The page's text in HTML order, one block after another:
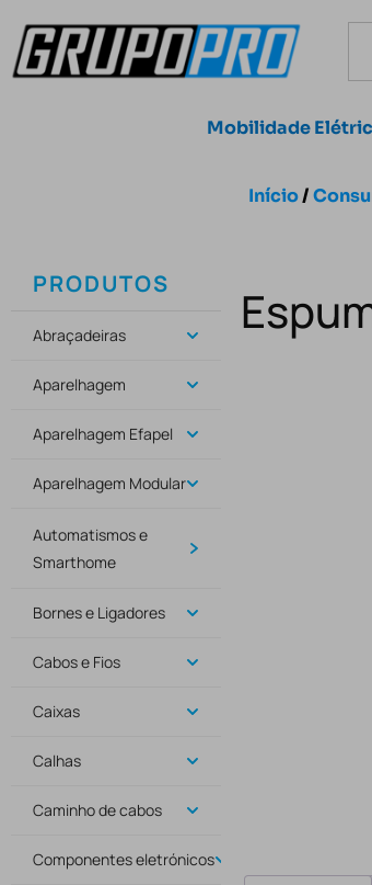
Mobilidade
Início/
PRODUTOS
Abraçadeiras
Aparelhagem
Aparelhagem Efapel
Aparelhagem Modular
Automatismos e
Smarthome
Bornes e Ligadores
Cabos e Fios
Caixas
Calhas
Caminho de cabos
Componentes eletrónicos